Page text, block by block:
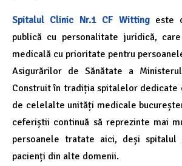
Spitalul Clinic Nr.1 CF Witting este
publică cu personalitate juridică,
medicală cu prioritate pentru
Asigurărilor de Sănătate a
Construit în tradiția spitalelor
de celelalte unități medicale
ceferiștii continuă să reprezinte mai
persoanele tratate aici, deși spitalul
pacienți din alte domenii.